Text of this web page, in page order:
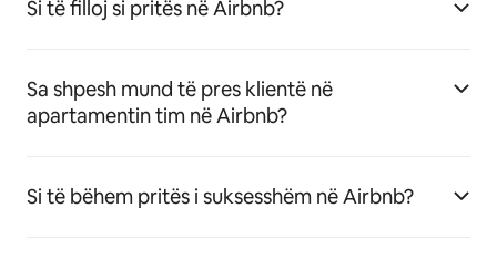
Si të filloj si pritës në Airbnb?
Sa shpesh mund të pres klientë në
apartamentin tim në Airbnb?
Si të bëhem pritës i suksesshëm në Airbnb?